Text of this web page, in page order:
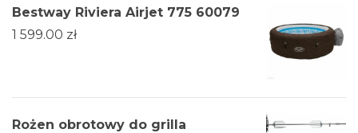
Bestway Riviera Airjet 775 60079
1 599.00 zł
Rożen obrotowy do grilla